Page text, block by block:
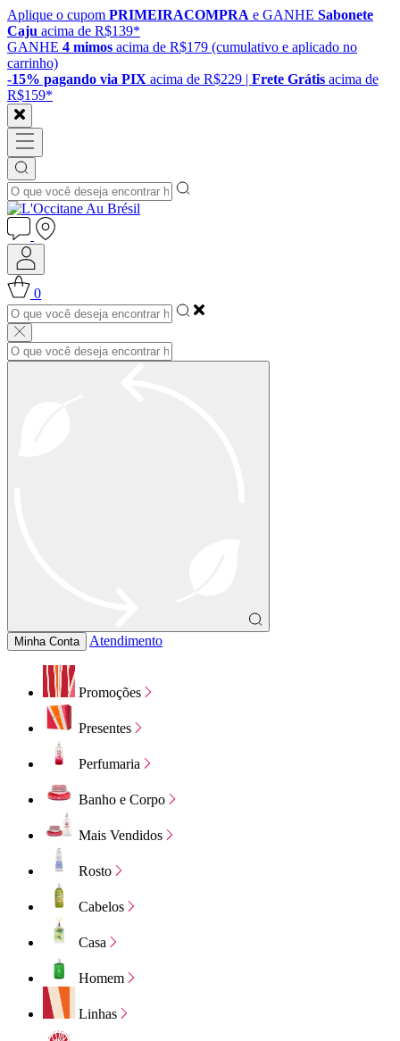
Aplique o cupom PRIMEIRACOMPRA e GANHE Sabonete
Caju acima de R$139*
GANHE 4 mimos acima de R$179 (cumulativo e aplicado no
carrinho)
-15% pagando via PIX acima de R$229 | Frete Grátis acima de
R$159*
0
Minha Conta Atendimento
Promoções
Presentes
Perfumaria
Banho e Corpo
Mais Vendidos
Rosto
Cabelos
Casa
Homem
Linhas